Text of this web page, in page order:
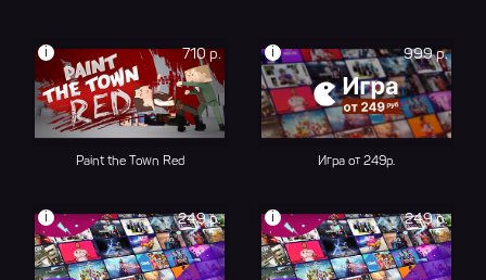
710 р.
i
Paint the Town Red
999 р.
i
Игра от 249р.
249 р.
i 249 р.
i